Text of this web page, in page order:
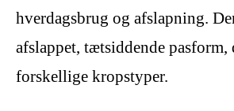
hverdagsbrug og afslapning.
afslappet, tætsiddende pasform,
forskellige kropstyper.